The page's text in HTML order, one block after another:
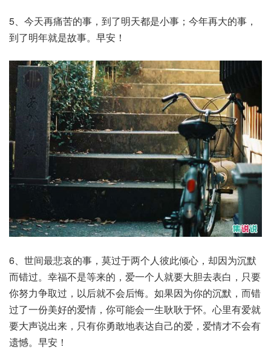
5、今天再痛苦的事，到了明天都是小事；今年再大的事，
到了明年就是故事。早安！
6、世间最悲哀的事，莫过于两个人彼此倾心，却因为沉默
而错过。幸福不是等来的，爱一个人就要大胆去表白，只要
你努力争取过，以后就不会后悔。如果因为你的沉默，而错
过了一份美好的爱情，你可能会一生耿耿于怀。心里有爱就
要大声说出来，只有你勇敢地表达自己的爱，爱情才不会有
遗憾。早安！